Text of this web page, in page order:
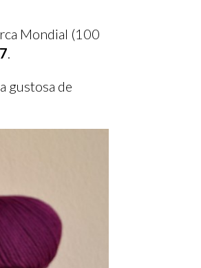
Mondial (100
gustosa de